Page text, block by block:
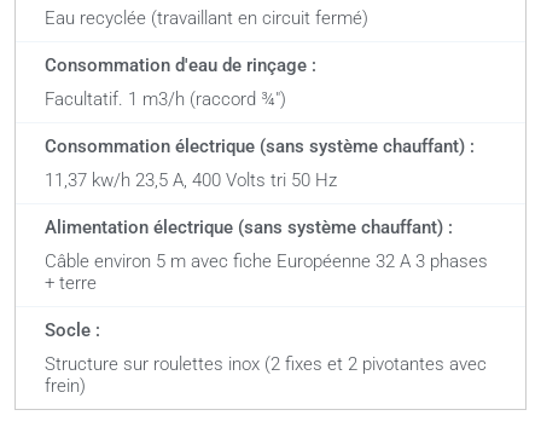
Eau recyclée (travaillant en circuit fermé)
Consommation d'eau de rinçage :
Facultatif. 1 m3/h (raccord ¾")
Consommation électrique (sans système chauffant) :
11,37 kw/h 23,5 A, 400 Volts tri 50 Hz
Alimentation électrique (sans système chauffant) :
Câble environ 5 m avec fiche Européenne 32 A 3 phases
+ terre
Socle :
Structure sur roulettes inox (2 fixes et 2 pivotantes avec
frein)